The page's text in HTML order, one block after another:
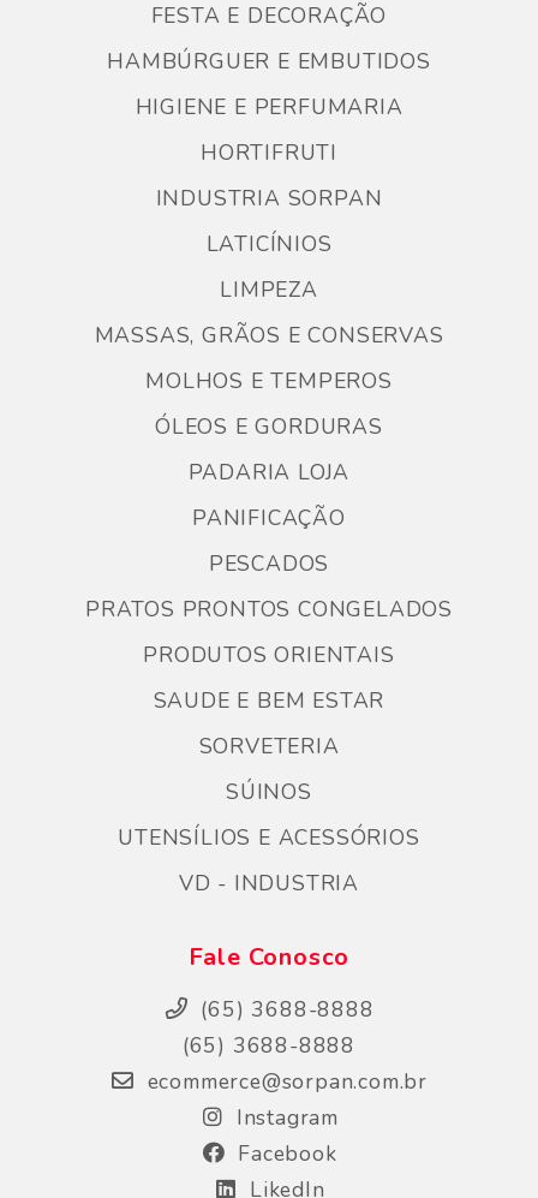
FESTA E DECORAÇÃO
HAMBÚRGUER E EMBUTIDOS
HIGIENE E PERFUMARIA
HORTIFRUTI
INDUSTRIA SORPAN
LATICÍNIOS
LIMPEZA
MASSAS, GRÃOS E CONSERVAS
MOLHOS E TEMPEROS
ÓLEOS E GORDURAS
PADARIA LOJA
PANIFICAÇÃO
PESCADOS
PRATOS PRONTOS CONGELADOS
PRODUTOS ORIENTAIS
SAUDE E BEM ESTAR
SORVETERIA
SÚINOS
UTENSÍLIOS E ACESSÓRIOS
VD - INDUSTRIA
Fale Conosco
(65) 3688-8888
(65) 3688-8888
ecommerce@sorpan.com.br
Instagram
Facebook
LikedIn